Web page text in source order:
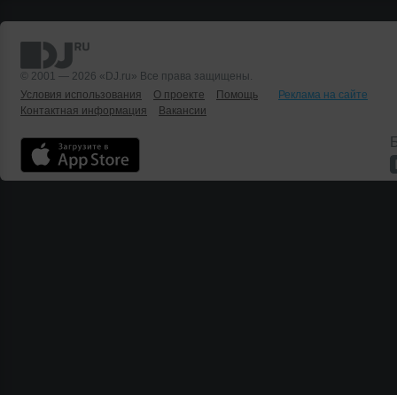
© 2001 — 2026 «DJ.ru» Все права защищены.
Условия использования
О проекте Помощь
Реклама на сайте
Контактная информация
Вакансии